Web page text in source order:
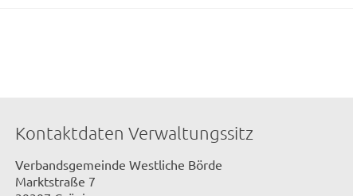
Kontaktdaten Verwaltungssitz
Verbandsgemeinde Westliche Börde
Marktstraße 7